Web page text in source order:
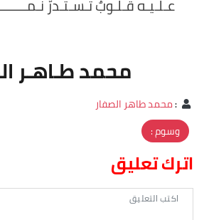
محمد طـاهـر
:محمد طاهر الصفار
وسوم :
اترك تعليق